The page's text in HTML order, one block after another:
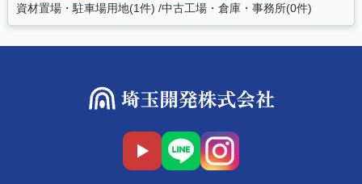
資材置場・駐車場用地(1件) 中古工場・倉庫・事務所(0件)